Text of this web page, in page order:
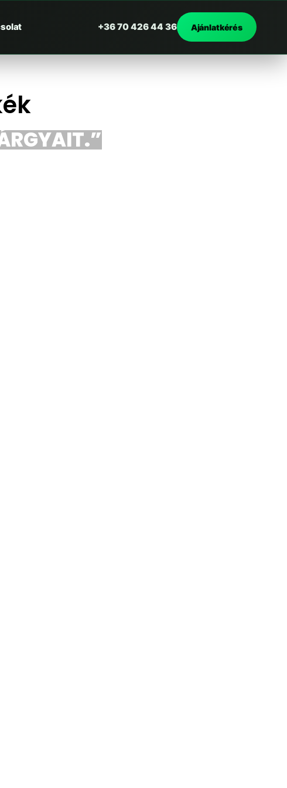
+36 70 426 44 36 Ajánlatkérés